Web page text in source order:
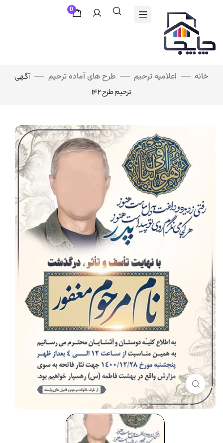
0
خانه اعلامیه ترحیم طرح های آماده ترحیم
آگهی
ترحیم طرح ۱۴۲
برای بزرگنمایی کلیک کنید